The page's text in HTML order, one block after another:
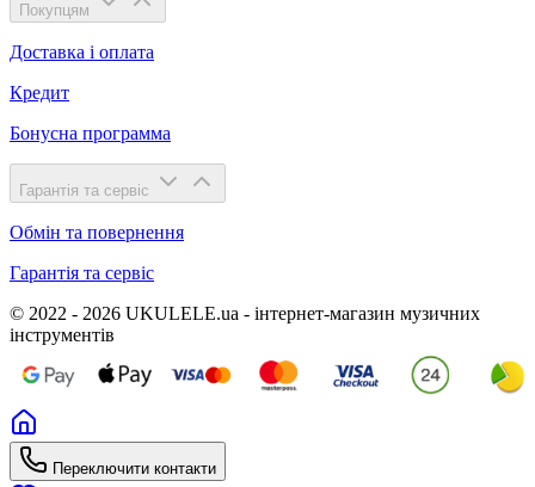
Покупцям
Доставка і оплата
Кредит
Бонусна программа
Гарантія та сервіс
Обмін та повернення
Гарантія та сервіс
© 2022 - 2026 UKULELE.ua - інтернет-магазин музичних
інструментів
Переключити контакти